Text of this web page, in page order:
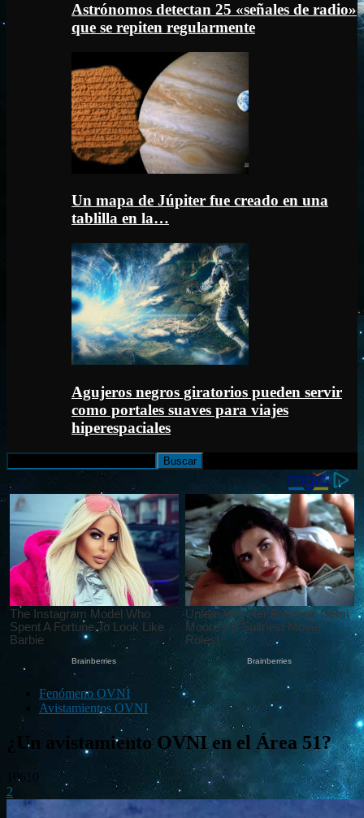
Astrónomos detectan 25 «señales de radio»
que se repiten regularmente
Un mapa de Júpiter fue creado en una
tablilla en la…
Agujeros negros giratorios pueden servir
como portales suaves para viajes
hiperespaciales
Fenómeno OVNI
Avistamientos OVNI
¿Un avistamiento OVNI en el Área 51?
10610
2